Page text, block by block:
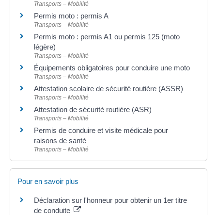
Transports – Mobilité
Permis moto : permis A
Transports – Mobilité
Permis moto : permis A1 ou permis 125 (moto
légère)
Transports – Mobilité
Équipements obligatoires pour conduire une moto
Transports – Mobilité
Attestation scolaire de sécurité routière (ASSR)
Transports – Mobilité
Attestation de sécurité routière (ASR)
Transports – Mobilité
Permis de conduire et visite médicale pour
raisons de santé
Transports – Mobilité
Pour en savoir plus
Déclaration sur l'honneur pour obtenir un 1er titre
de conduite